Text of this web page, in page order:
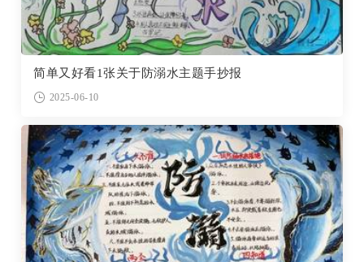
简单又好看1张关于防溺水主题手抄报
2025-06-10